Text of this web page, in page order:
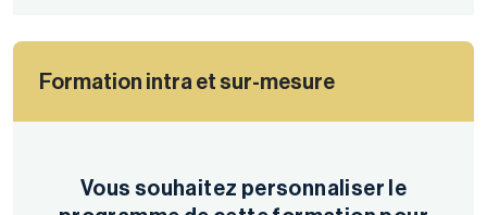
Formation intra et sur-mesure
Vous souhaitez personnaliser le